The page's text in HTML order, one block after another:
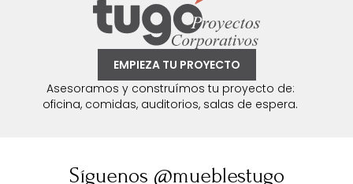
EMPIEZA TU PROYECTO
Asesoramos y construímos tu proyecto de:
oficina, comidas, auditorios, salas de espera.
Síguenos @mueblestugo